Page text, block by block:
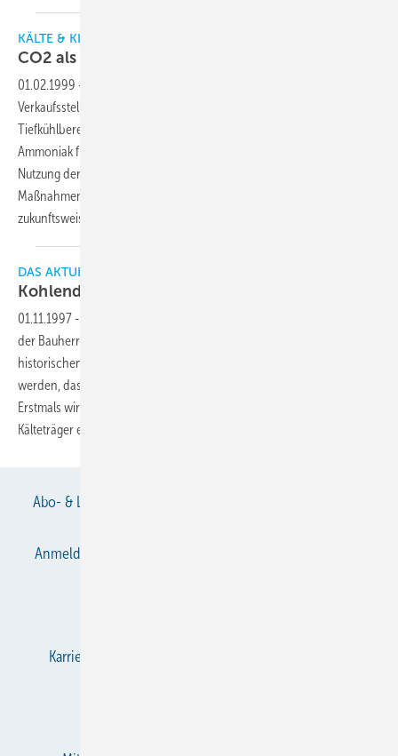
KÄLTE & KLIMATECHNIK
CO2 als Kälteträger für die
01.02.1999 -
Verkaufsstelle in Pfäffikon (ZH) Kohlendioxid CO2 als Kälteträger im
Tiefkühlbereich gewählt. Gemeinsam mit dem eingesetzten Kältemittel
Ammoniak für die Normal- und die Tiefkühlkälteanlage, sowie der
Nutzung der Abwärme und weiteren flankierenden energetischen
Maßnahmen, wurde erstmals in der Migros Gemeinschaft dieses
zukunftsweisende und umweltfreundliche Kältesystem
DAS AKTUELLE THEMA
Kohlendioxid als Tieftemperatur-
01.11.1997 -
der Bauherrin, COOP WINTERTHUR, konnte am 28. August 1997 im
historischen Zentrum von Schaffhausen ein Coop-Center eröffnet
werden, das mit einer zukunftweisenden Kälteanlage ausgestattet ist:
Erstmals wird in der Schweiz eine Tiefkühlanlage mit Kohlendioxid als
Kälteträger eingesetzt, welche nicht bloß eine Versuchsanlage
Abo- & Leserservice
Anmelden
Karriere bei Gentner